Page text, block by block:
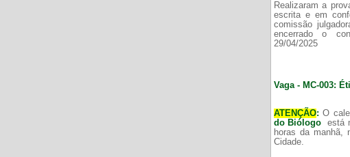
Realizaram a
escrita e em
comissão
encerrado o
29/04/2025
Vaga - MC-003:
ATENÇÃO: O
do Biólogo
está
horas da manhã,
Cidade.